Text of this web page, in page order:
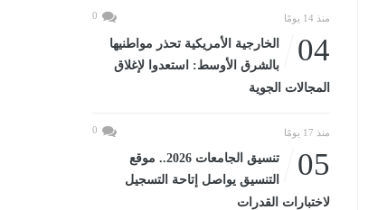
منذ 14 يومًا 0
04
الخارجية الأمريكية تحذر مواطنيها
بالشرق الأوسط: استعدوا لإغلاق
المجالات الجوية
منذ 17 يومًا 0
05
تنسيق الجامعات 2026.. موقع
التنسيق يواصل إتاحة التسجيل
لاختبارات القدرات